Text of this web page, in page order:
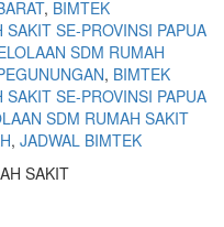
, BIMTEK
SE-PROVINSI PAPUA
SDM RUMAH
, BIMTEK
SE-PROVINSI PAPUA
SDM RUMAH SAKIT
, JADWAL BIMTEK
SAKIT